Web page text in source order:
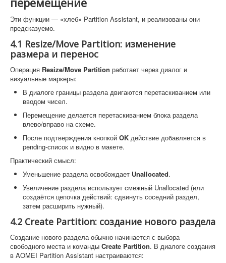
Эти функции — «хлеб» Partition Assistant, и реализованы они
предсказуемо.
4.1 Resize/Move Partition: изменение
размера и перенос
Операция Resize/Move Partition работает через диалог и
визуальные маркеры:
В диалоге границы раздела двигаются перетаскиванием или
вводом чисел.
Перемещение делается перетаскиванием блока раздела
влево/вправо на схеме.
После подтверждения кнопкой OK действие добавляется в
pending-список и видно в макете.
Практический смысл:
Уменьшение раздела освобождает Unallocated.
Увеличение раздела использует смежный Unallocated (или
создаётся цепочка действий: сдвинуть соседний раздел,
затем расширить нужный).
4.2 Create Partition: создание нового раздела
Создание нового раздела обычно начинается с выбора
свободного места и команды Create Partition. В диалоге создания
в AOMEI Partition Assistant настраиваются: